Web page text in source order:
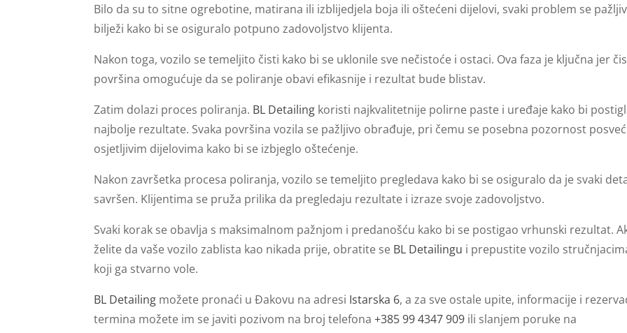
Bilo da su to sitne ogrebotine, matirana ili izblijedjela boja ili oštećeni dijelovi, svaki problem se
bilježi kako bi se osiguralo potpuno zadovoljstvo klijenta.
Nakon toga, vozilo se temeljito čisti kako bi se uklonile sve nečistoće i ostaci. Ova faza je ključna jer
površina omogućuje da se poliranje obavi efikasnije i rezultat bude blistav.
Zatim dolazi proces poliranja. BL Detailing koristi najkvalitetnije polirne paste i uređaje kako bi
najbolje rezultate. Svaka površina vozila se pažljivo obrađuje, pri čemu se posebna pozornost
osjetljivim dijelovima kako bi se izbjeglo oštećenje.
Nakon završetka procesa poliranja, vozilo se temeljito pregledava kako bi se osiguralo da je svaki
savršen. Klijentima se pruža prilika da pregledaju rezultate i izraze svoje zadovoljstvo.
Svaki korak se obavlja s maksimalnom pažnjom i predanošću kako bi se postigao vrhunski rezultat.
želite da vaše vozilo zablista kao nikada prije, obratite se BL Detailingu i prepustite vozilo
koji ga stvarno vole.
BL Detailing možete pronaći u Đakovu na adresi Istarska 6, a za sve ostale upite, informacije i
termina možete im se javiti pozivom na broj telefona+385 99 4347 909 ili slanjem poruke na